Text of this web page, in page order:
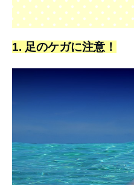
1. 足のケガに注意！